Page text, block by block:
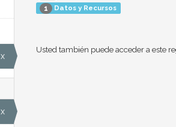
x
x
1
Datos y Recursos
Usted también puede acceder a este